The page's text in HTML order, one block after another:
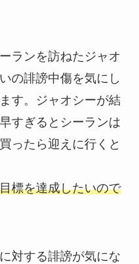
ランを訪ねたジャオ
の誹謗中傷を気にし
す。ジャオシーが結
すぎるとシーランは
ったら迎えに行くと
標を達成したいので
対する誹謗が気にな